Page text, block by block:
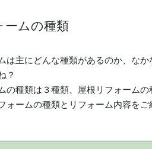
ームの種類
は主にどんな種類があるのか、な
？
の種類は３種類、屋根リフォームの
ォームの種類とリフォーム内容をご